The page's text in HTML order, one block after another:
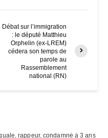
Débat sur l’immigration
: le député Matthieu
Orphelin (ex-LREM)
cédera son temps de
parole au
Rassemblement
national (RN)